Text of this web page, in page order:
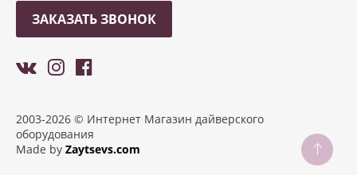
ЗАКАЗАТЬ ЗВОНОК
2003-2026 © Интернет Магазин дайверского
оборудования
Made by Zaytsevs.com